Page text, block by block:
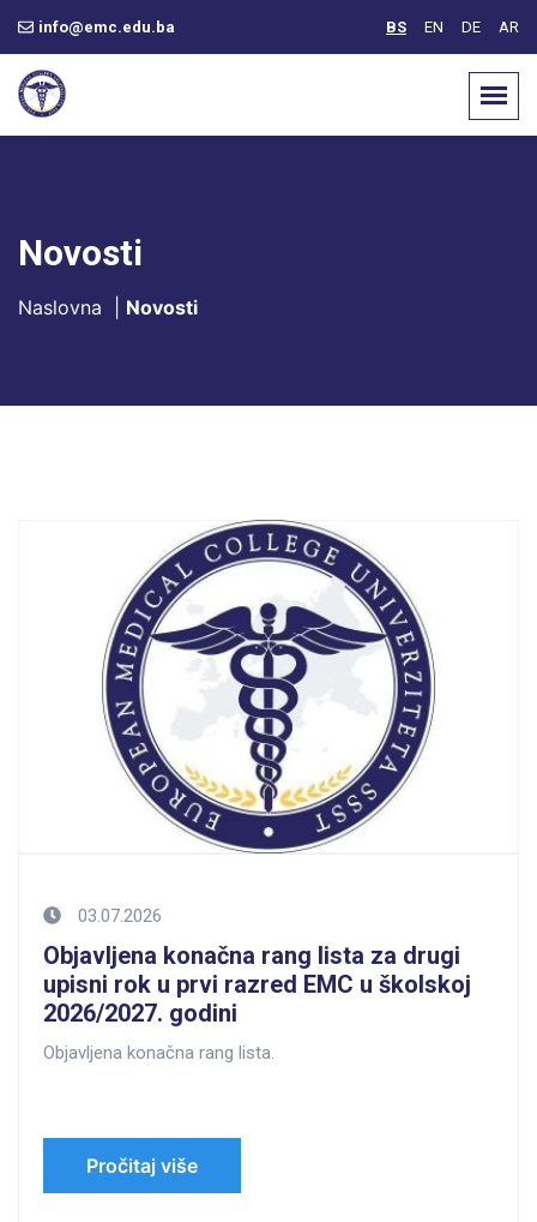
info@emc.edu.ba BS EN DE AR
Novosti
Naslovna Novosti
03.07.2026
Objavljena konačna rang lista za drugi
upisni rok u prvi razred EMC u školskoj
2026/2027. godini
Objavljena konačna rang lista.
Pročitaj više